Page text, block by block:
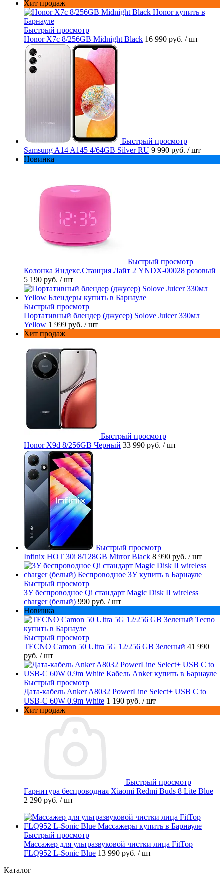
Хит продаж
Быстрый просмотр
Honor X7c 8/256GB Midnight Black 16 990 руб. / шт
Быстрый просмотр
Samsung A14 A145 4/64GB Silver RU 9 990 руб. / шт
Новинка
Быстрый просмотр
Колонка Яндекс.Станция Лайт 2 YNDX-00028 розовый
5 190 руб. / шт
Быстрый просмотр
Портативный блендер (джусер) Solove Juicer 330мл
Yellow 1 999 руб. / шт
Хит продаж
Быстрый просмотр
Honor X9d 8/256GB Черный 33 990 руб. / шт
Быстрый просмотр
Infinix HOT 30i 8/128GB Mirror Black 8 990 руб. / шт
Быстрый просмотр
ЗУ беспроводное Qi стандарт Magic Disk II wireless
charger (белый) 990 руб. / шт
Новинка
Быстрый просмотр
TECNO Camon 50 Ultra 5G 12/256 GB Зеленый 41 990
руб. / шт
Быстрый просмотр
Дата-кабель Anker A8032 PowerLine Select+ USB C to
USB-C 60W 0.9m White 1 190 руб. / шт
Хит продаж
Быстрый просмотр
Гарнитура беспроводная Xiaomi Redmi Buds 8 Lite Blue
2 290 руб. / шт
Быстрый просмотр
Массажер для ультразвуковой чистки лица FitTop
FLQ952 L-Sonic Blue 13 990 руб. / шт
Каталог